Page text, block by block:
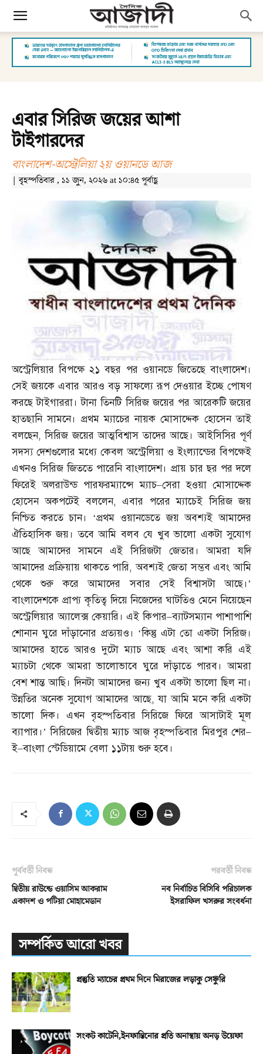
এবার সিরিজ জয়ের আশা
টাইগারদের
বাংলাদেশ-অস্ট্রেলিয়া ২য় ওয়ানডে আজ
| বৃহস্পতিবার , ১১ জুন, ২০২৬ at ১০:৪৫ পূর্বাহ্ণ
অস্ট্রেলিয়ার বিপক্ষে ২১ বছর পর ওয়ানডে জিতেছে বাংলাদেশ।
সেই জয়কে এবার আরও বড় সাফল্যে রূপ দেওয়ার ইচ্ছে পোষণ
করছে টাইগাররা। টানা তিনটি সিরিজ জয়ের পর আরেকটি জয়ের
হাতছানি সামনে। প্রথম ম্যাচের নায়ক মোসাদ্দেক হোসেন তাই
বলছেন,সিরিজ জয়ের আত্মবিশ্বাস তাদের আছে। আইসিসির পূর্ণ
সদস্য দেশগুলোর মধ্যে কেবল অস্ট্রেলিয়া ও ইংল্যান্ডের বিপক্ষেই
এখনও সিরিজ জিততে পারেনি বাংলাদেশ। প্রায় চার ছর পর দলে
ফিরেই অলরাউন্ড পারফরম্যান্সে ম্যাচ–সেরা হওয়া মোসাদ্দেক
হোসেন অকপটেই বললেন,এবার পরের ম্যাচেই সিরিজ জয়
নিশ্চিত করতে চান। ‘প্রথম ওয়ানডেতে জয় অবশ্যই আমাদের
ঐতিহাসিক জয়। তবে আমি বলব যে খুব ভালো একটা সুযোগ
আছে আমাদের সামনে এই সিরিজটা জেতার। আমরা যদি
আমাদের প্রক্রিয়ায় থাকতে পারি,অবশ্যই জেতা সম্ভব এবং আমি
থেকে শুরু করে আমাদের সবার সেই বিশ্বাসটা আছে।’
বাংলাদেশকে প্রাপ্য কৃতিত্ব দিয়ে নিজেদের ঘাটতিও মেনে নিয়েছেন
অস্ট্রেলিয়ার অ্যালেক্স কেয়ারি। এই কিপার–ব্যাটসম্যান পাশাপাশি
শোনান ঘুরে দাঁড়ানোর প্রত্যয়ও। ‘কিন্তু এটা তো একটা সিরিজ।
আমাদের হাতে আরও দুটো ম্যাচ আছে এবং আশা করি এই
ম্যাচটা থেকে আমরা ভালোভাবে ঘুরে দাঁড়াতে পারব। আমরা
বেশ শান্ত আছি। দিনটা আমাদের জন্য খুব একটা ভালো ছিল না।
উন্নতির অনেক সুযোগ আমাদের আছে,যা আমি মনে করি একটা
ভালো দিক। এখন বৃহস্পতিবার সিরিজে ফিরে আসাটাই মূল
ব্যাপার।’ সিরিজের দ্বিতীয় ম্যাচ আজ বৃহস্পতিবার মিরপুর শের–
ই–বাংলা স্টেডিয়ামে বেলা ১১টায় শুরু হবে।
পূর্ববর্তী নিবন্ধ
দ্বিতীয় রাউন্ডে ওয়াসিম আকরাম
একাদশ ও পটিয়া মোহামেডান
পরবর্তী নিবন্ধ
নব নির্বাচিত বিসিবি পরিচালক
ইসরাফিল খসরুর সংবর্ধনা
সম্পর্কিত আরো খবর
প্রস্তুতি ম্যাচের প্রথম দিনে মিরাজের লড়াকু সেঞ্চুরি
সংকট কাটেনি,ইনফান্তিনোর প্রতি অনাস্থায় অনড় উয়েফা